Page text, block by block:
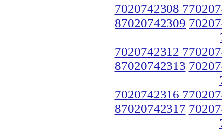
7020742308
87020742309
7020742312
87020742313
7020742316
87020742317